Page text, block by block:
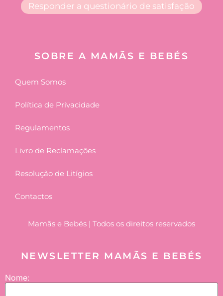
Responder a questionário de satisfação
SOBRE A MAMÃS E BEBÉS
Quem Somos
Política de Privacidade
Regulamentos
Livro de Reclamações
Resolução de Litígios
Contactos
Mamãs e Bebés | Todos os direitos reservados
NEWSLETTER MAMÃS E BEBÉS
Nome: